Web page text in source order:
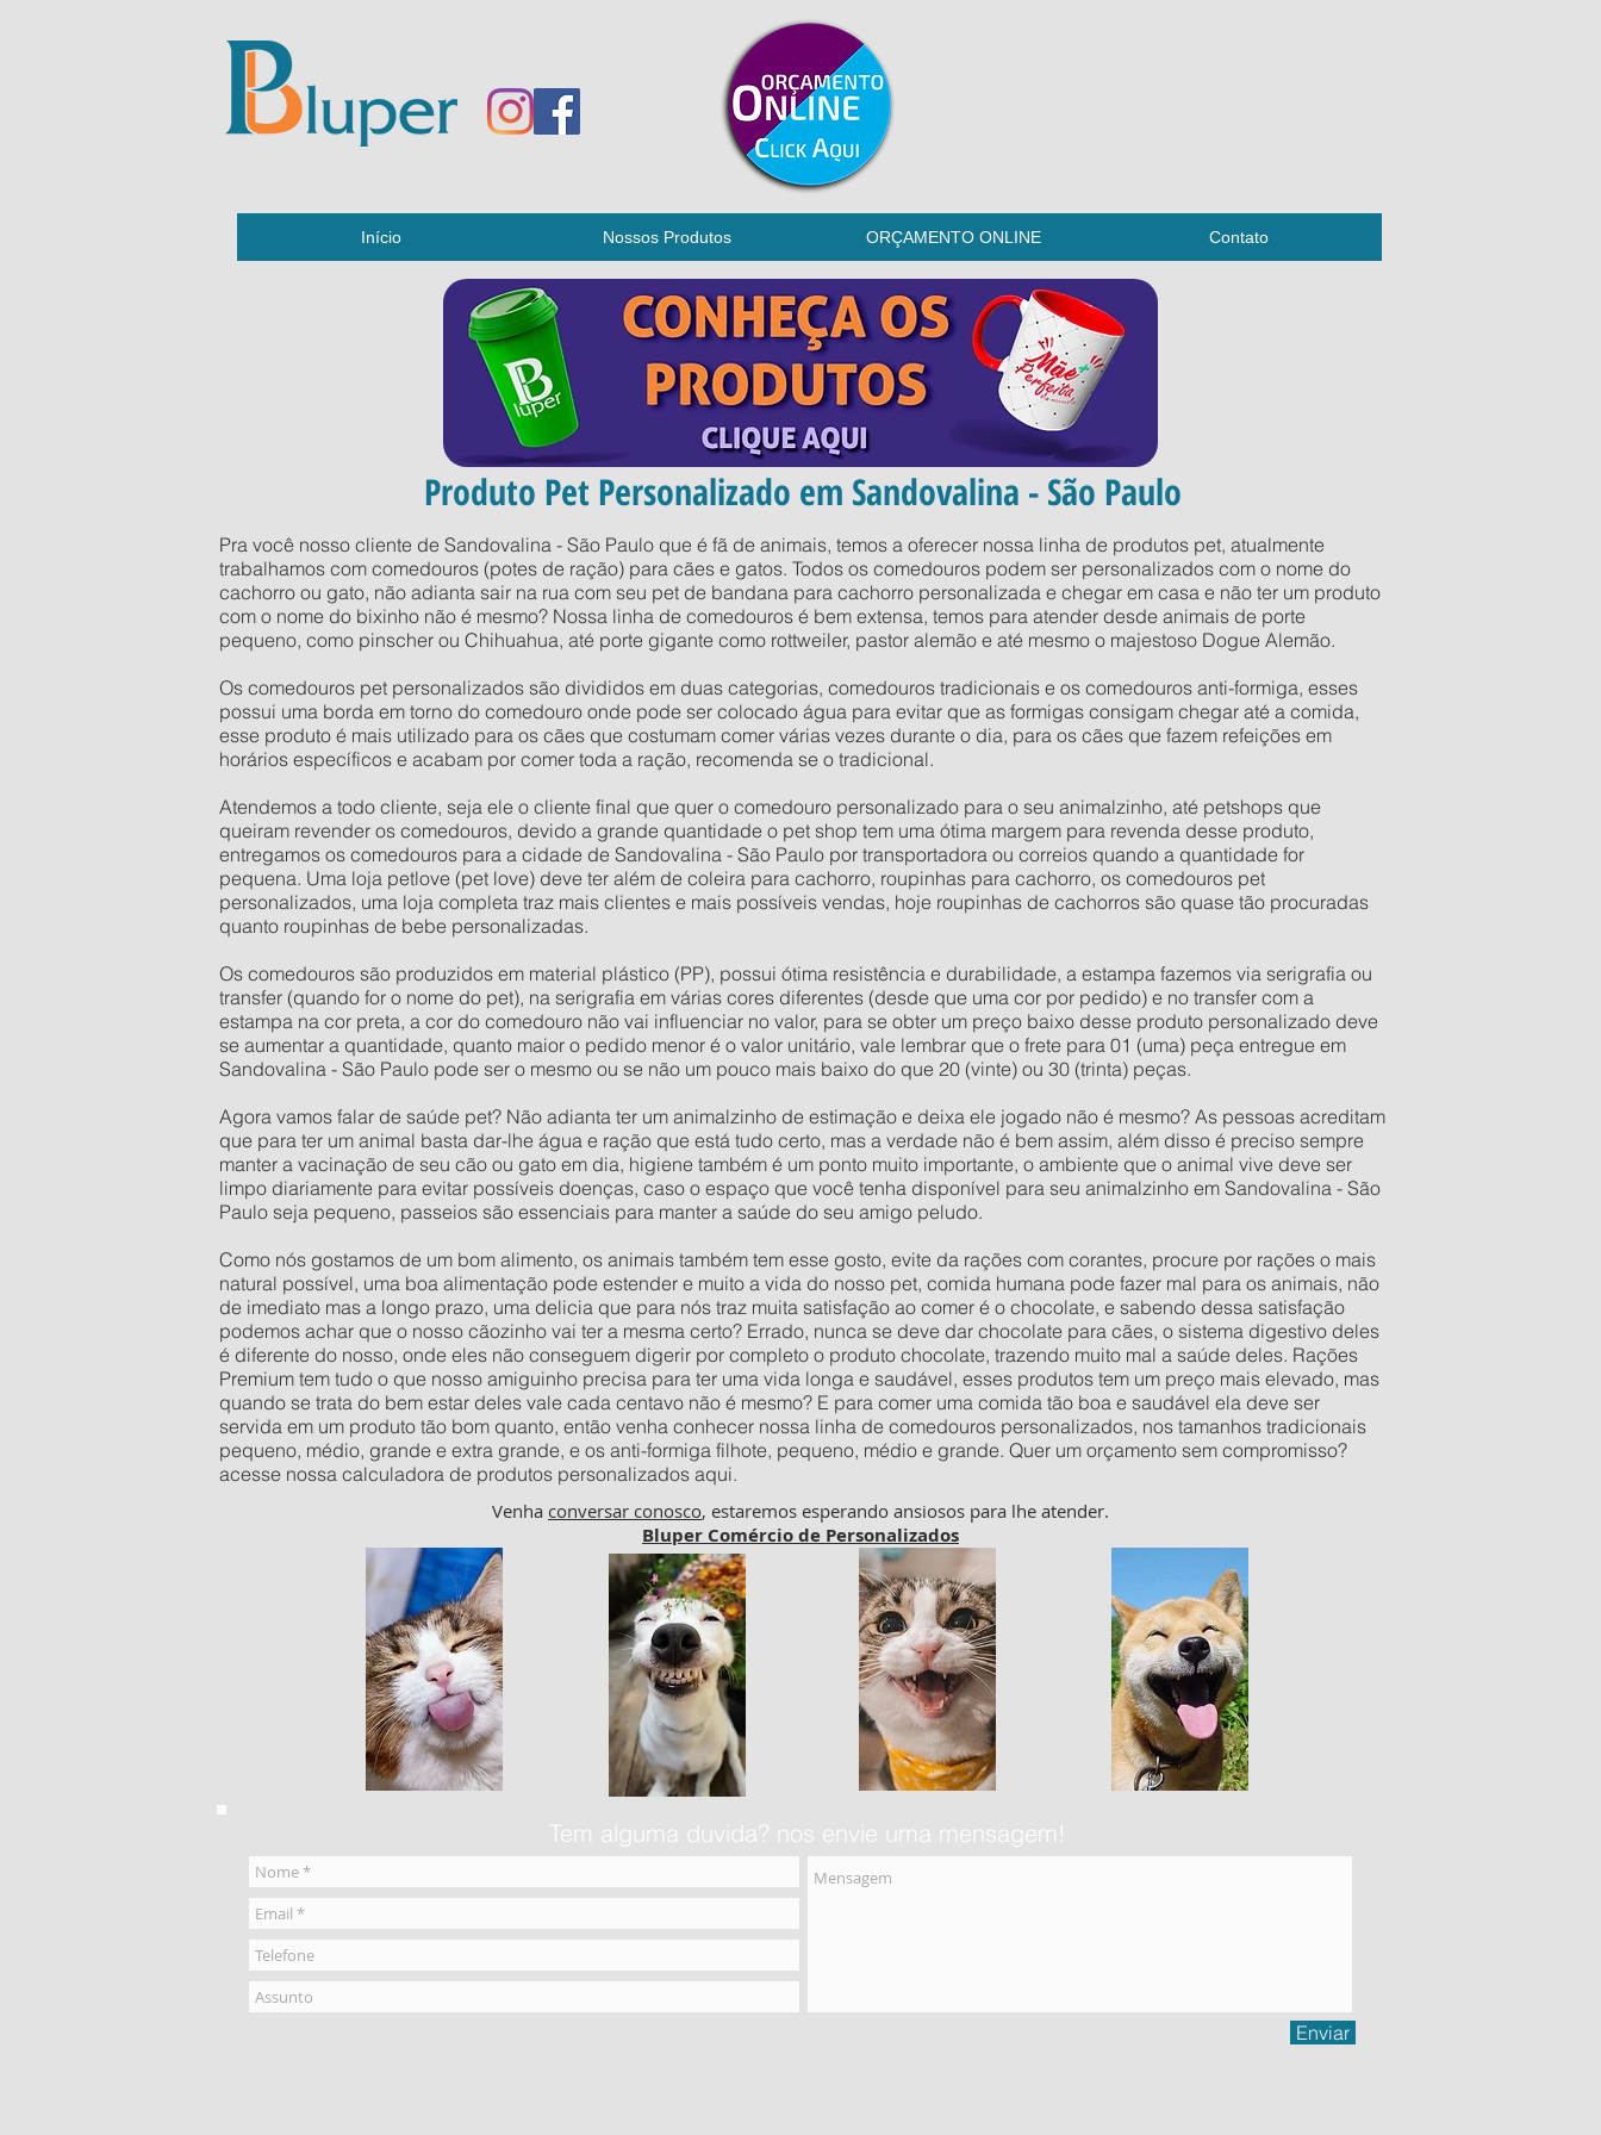
Início Nossos Produtos ORÇAMENTO ONLINE Contato
Produto Pet Personalizado em Sandovalina - São Paulo
Pra você nosso cliente de Sandovalina - São Paulo que é fã de animais, temos a oferecer nossa linha de produtos pet, atualmente
trabalhamos com comedouros (potes de ração) para cães e gatos. Todos os comedouros podem ser personalizados com o nome do
cachorro ou gato, não adianta sair na rua com seu pet de bandana para cachorro personalizada e chegar em casa e não ter um produto
com o nome do bixinho não é mesmo? Nossa linha de comedouros é bem extensa, temos para atender desde animais de porte
pequeno, como pinscher ou Chihuahua, até porte gigante como rottweiler, pastor alemão e até mesmo o majestoso Dogue Alemão.
Os comedouros pet personalizados são divididos em duas categorias, comedouros tradicionais e os comedouros anti-formiga, esses
possui uma borda em torno do comedouro onde pode ser colocado água para evitar que as formigas consigam chegar até a comida,
esse produto é mais utilizado para os cães que costumam comer várias vezes durante o dia, para os cães que fazem refeições em
horários específicos e acabam por comer toda a ração, recomenda se o tradicional.
Atendemos a todo cliente, seja ele o cliente final que quer o comedouro personalizado para o seu animalzinho, até petshops que
queiram revender os comedouros, devido a grande quantidade o pet shop tem uma ótima margem para revenda desse produto,
entregamos os comedouros para a cidade de Sandovalina - São Paulo por transportadora ou correios quando a quantidade for
pequena. Uma loja petlove (pet love) deve ter além de coleira para cachorro, roupinhas para cachorro, os comedouros pet
personalizados, uma loja completa traz mais clientes e mais possíveis vendas, hoje roupinhas de cachorros são quase tão procuradas
quanto roupinhas de bebe personalizadas.
Os comedouros são produzidos em material plástico (PP), possui ótima resistência e durabilidade, a estampa fazemos via serigrafia ou
transfer (quando for o nome do pet), na serigrafia em várias cores diferentes (desde que uma cor por pedido) e no transfer com a
estampa na cor preta, a cor do comedouro não vai influenciar no valor, para se obter um preço baixo desse produto personalizado deve
se aumentar a quantidade, quanto maior o pedido menor é o valor unitário, vale lembrar que o frete para 01 (uma) peça entregue em
Sandovalina - São Paulo pode ser o mesmo ou se não um pouco mais baixo do que 20 (vinte) ou 30 (trinta) peças.
Agora vamos falar de saúde pet? Não adianta ter um animalzinho de estimação e deixa ele jogado não é mesmo? As pessoas acreditam
que para ter um animal basta dar-lhe água e ração que está tudo certo, mas a verdade não é bem assim, além disso é preciso sempre
manter a vacinação de seu cão ou gato em dia, higiene também é um ponto muito importante, o ambiente que o animal vive deve ser
limpo diariamente para evitar possíveis doenças, caso o espaço que você tenha disponível para seu animalzinho em Sandovalina - São
Paulo seja pequeno, passeios são essenciais para manter a saúde do seu amigo peludo.
Como nós gostamos de um bom alimento, os animais também tem esse gosto, evite da rações com corantes, procure por rações o mais
natural possível, uma boa alimentação pode estender e muito a vida do nosso pet, comida humana pode fazer mal para os animais, não
de imediato mas a longo prazo, uma delicia que para nós traz muita satisfação ao comer é o chocolate, e sabendo dessa satisfação
podemos achar que o nosso cãozinho vai ter a mesma certo? Errado, nunca se deve dar chocolate para cães, o sistema digestivo deles
é diferente do nosso, onde eles não conseguem digerir por completo o produto chocolate, trazendo muito mal a saúde deles. Rações
Premium tem tudo o que nosso amiguinho precisa para ter uma vida longa e saudável, esses produtos tem um preço mais elevado, mas
quando se trata do bem estar deles vale cada centavo não é mesmo? E para comer uma comida tão boa e saudável ela deve ser
servida em um produto tão bom quanto, então venha conhecer nossa linha de comedouros personalizados, nos tamanhos tradicionais
pequeno, médio, grande e extra grande, e os anti-formiga filhote, pequeno, médio e grande. Quer um orçamento sem compromisso?
acesse nossa calculadora de produtos personalizados aqui.
Venha conversar conosco, estaremos esperando ansiosos para lhe atender.
Bluper Comércio de Personalizados
Tem alguma duvida? nos envie uma mensagem!
Enviar